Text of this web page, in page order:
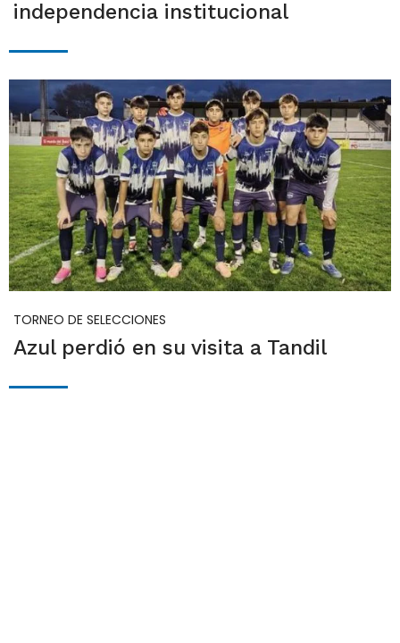
independencia institucional
TORNEO DE SELECCIONES
Azul perdió en su visita a Tandil